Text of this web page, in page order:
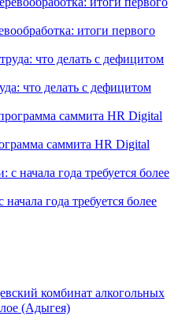
итоги первого
что делать с дефицитом
саммита HR Digital
года требуется более
комбинат алкогольных
(Адыгея)